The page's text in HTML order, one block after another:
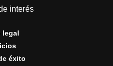
interés
legal
éxito